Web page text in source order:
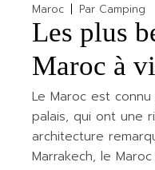
Maroc Par Camping
Les plus
Maroc à
Le Maroc est
palais, qui ont une
architecture
Marrakech, le